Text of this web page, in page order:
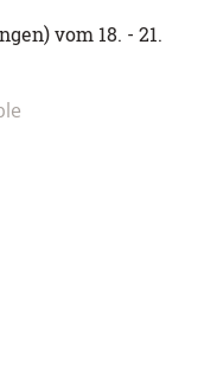
vom 18. - 21.